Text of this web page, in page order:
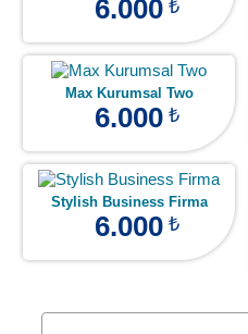
₺
6.000
Max Kurumsal Two
₺
6.000
Stylish Business Firma
₺
6.000